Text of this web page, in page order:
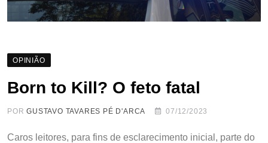
OPINIÃO
Born to Kill? O feto fatal
PORGUSTAVO TAVARES PÉ D'ARCA 07/12/2023
Caros leitores, para fins de esclarecimento inicial, parte do